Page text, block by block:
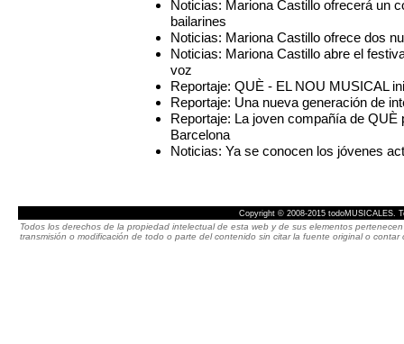
Noticias: Mariona Castillo ofrecerá un
bailarines
Noticias: Mariona Castillo ofrece dos
Noticias: Mariona Castillo abre el
voz
Reportaje: QUÈ - EL NOU MUSICAL
Reportaje: Una nueva generación de
Reportaje: La joven compañía de
Barcelona
Noticias: Ya se conocen los jóvenes
Copyright © 2008-2015 todoMUSICALES.
Todos los derechos de la propiedad intelectual de esta web y de sus elementos
transmisión o modificación de todo o parte del contenido sin citar la fuente original o